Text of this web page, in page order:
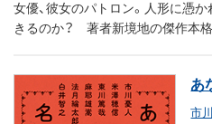
女優、彼女のパトロン。人形に憑
きるのか？ 著者新境地の傑作本格
あ
市